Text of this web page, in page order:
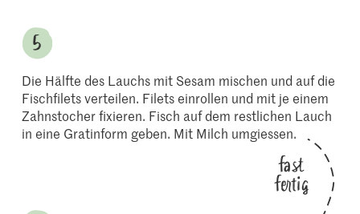
Die Hälfte des Lauchs mit Sesam mischen und auf die
Fischfilets verteilen. Filets einrollen und mit je einem
Zahnstocher fixieren. Fisch auf dem restlichen Lauch
in eine Gratinform geben. Mit Milch umgiessen.
fast
fertig